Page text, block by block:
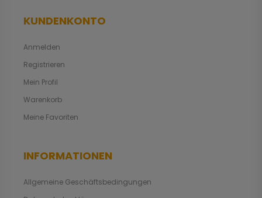
KUNDENKONTO
Anmelden
Registrieren
Mein Profil
Warenkorb
Meine Favoriten
INFORMATIONEN
Allgemeine Geschäftsbedingungen